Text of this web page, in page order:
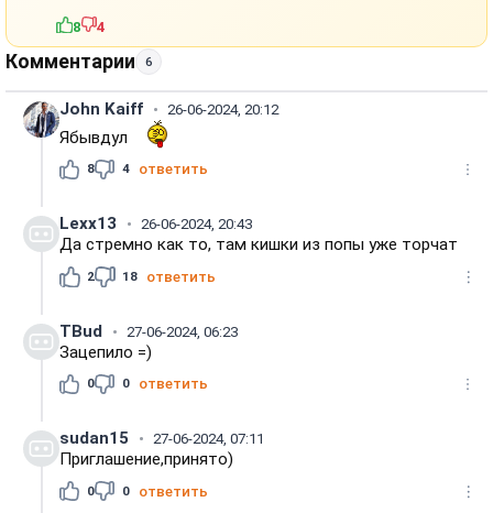
8 4
Комментарии 6
John Kaiff 26-06-2024, 20:12
Ябывдул
8 4 ответить
Lexx13 26-06-2024, 20:43
Да стремно как то, там кишки из попы уже торчат
2 18 ответить
TBud 27-06-2024, 06:23
Зацепило =)
0 0 ответить
sudan15 27-06-2024, 07:11
Приглашение,принято)
0 0 ответить